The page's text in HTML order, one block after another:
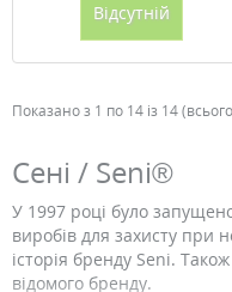
Відсутній
Показано з 1 по 14 із 14
Сені / Seni®
У 1997 році було
виробів для захисту при
історія бренду Seni.
відомого бренду.